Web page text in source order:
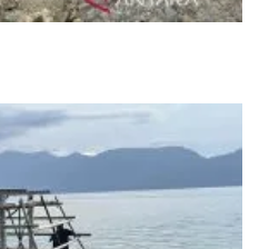
Agam Shalat Idul